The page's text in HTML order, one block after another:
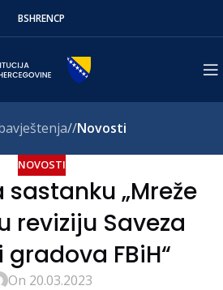
BSHRENСР
/ Novosti
NOVOSTI
sastanku „Mreže
reviziju Saveza
FBiH“
On 20.03.2023